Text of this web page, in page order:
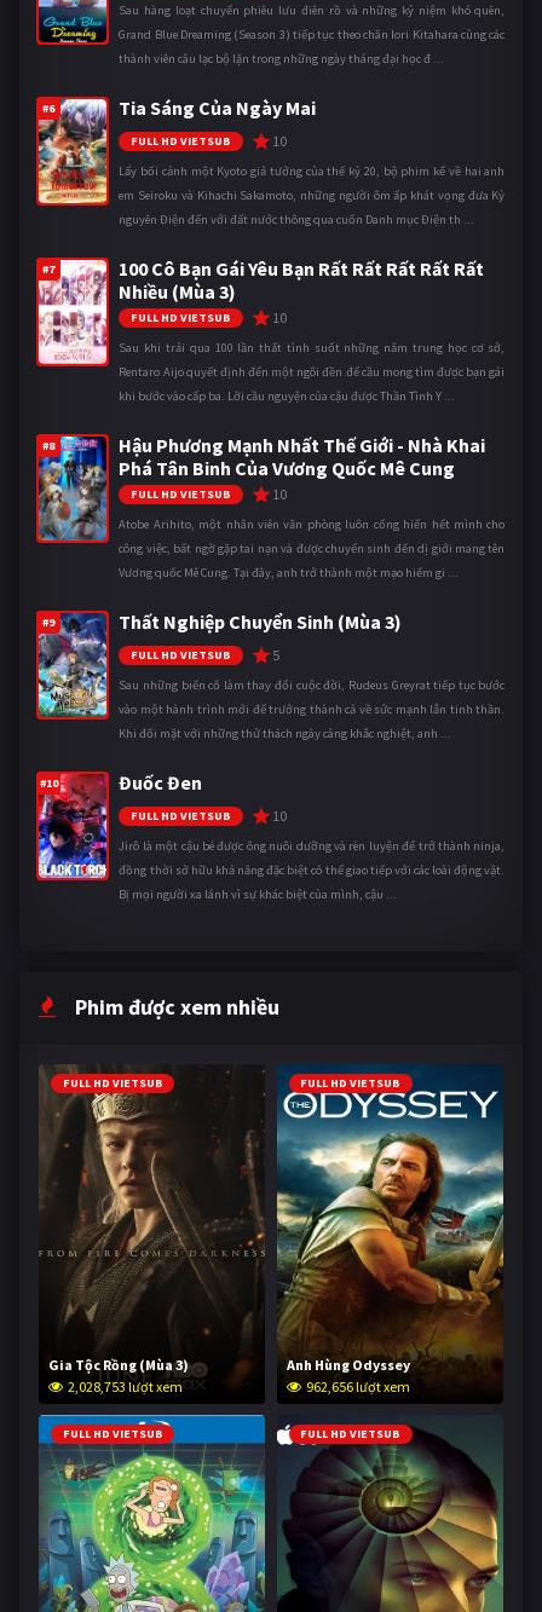
Sau hàng loạt chuyến phiêu lưu điên rồ và những kỷ niệm khó quên,
Grand Blue Dreaming (Season 3) tiếp tục theo chân Iori Kitahara cùng các
thành viên câu lạc bộ lặn trong những ngày tháng đại học đ ...
#6 Tia Sáng Của Ngày Mai
FULL HD VIETSUB 10
Lấy bối cảnh một Kyoto giả tưởng của thế kỷ 20, bộ phim kể về hai anh
em Seiroku và Kihachi Sakamoto, những người ôm ấp khát vọng đưa Kỷ
nguyên Điện đến với đất nước thông qua cuốn Danh mục Điện th ...
#7
100 Cô Bạn Gái Yêu Bạn Rất Rất Rất Rất Rất
Nhiều (Mùa 3)
FULL HD VIETSUB 10
Sau khi trải qua 100 lần thất tình suốt những năm trung học cơ sở,
Rentaro Aijo quyết định đến một ngôi đền để cầu mong tìm được bạn gái
khi bước vào cấp ba. Lời cầu nguyện của cậu được Thần Tình Y ...
#8
Hậu Phương Mạnh Nhất Thế Giới - Nhà Khai
Phá Tân Binh Của Vương Quốc Mê Cung
FULL HD VIETSUB 10
Atobe Arihito, một nhân viên văn phòng luôn cống hiến hết mình cho
công việc, bất ngờ gặp tai nạn và được chuyển sinh đến dị giới mang tên
Vương quốc Mê Cung. Tại đây, anh trở thành một mạo hiểm gi ...
#9 Thất Nghiệp Chuyển Sinh (Mùa 3)
FULL HD VIETSUB 5
Sau những biến cố làm thay đổi cuộc đời, Rudeus Greyrat tiếp tục bước
vào một hành trình mới để trưởng thành cả về sức mạnh lẫn tinh thần.
Khi đối mặt với những thử thách ngày càng khắc nghiệt, anh ...
#10 Đuốc Đen
FULL HD VIETSUB 10
Jirô là một cậu bé được ông nuôi dưỡng và rèn luyện để trở thành ninja,
đồng thời sở hữu khả năng đặc biệt có thể giao tiếp với các loài động vật.
Bị mọi người xa lánh vì sự khác biệt của mình, cậu ...
Phim được xem nhiều
FULL HD VIETSUB
Gia Tộc Rồng (Mùa 3)
2,028,753 lượt xem
FULL HD VIETSUB
Anh Hùng Odyssey
962,656 lượt xem
FULL HD VIETSUB FULL HD VIETSUB